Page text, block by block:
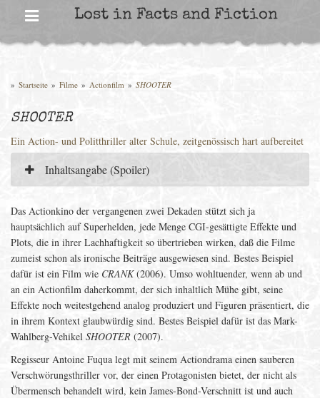
Lost in Facts and Fiction
» Startseite » Filme » Actionfilm » SHOOTER
SHOOTER
Ein Action- und Politthriller alter Schule, zeitgenössisch hart aufbereitet
Inhaltsangabe (Spoiler)
Das Actionkino der vergangenen zwei Dekaden stützt sich ja
hauptsächlich auf Superhelden, jede Menge CGI-gesättigte Effekte und
Plots, die in ihrer Lachhaftigkeit so übertrieben wirken, daß die Filme
zumeist schon als ironische Beiträge ausgewiesen sind. Bestes Beispiel
dafür ist ein Film wie CRANK(2006). Umso wohltuender, wenn ab und
an ein Actionfilm daherkommt, der sich inhaltlich Mühe gibt, seine
Effekte noch weitestgehend analog produziert und Figuren präsentiert, die
in ihrem Kontext glaubwürdig sind. Bestes Beispiel dafür ist das Mark-
Wahlberg-Vehikel SHOOTER (2007).
Regisseur Antoine Fuqua legt mit seinem Actiondrama einen sauberen
Verschwörungsthriller vor, der einen Protagonisten bietet, der nicht als
Übermensch behandelt wird, kein James-Bond-Verschnitt ist und auch